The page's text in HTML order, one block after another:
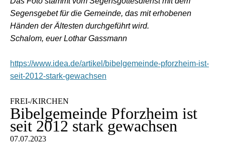
Segensgebet für die Gemeinde, das mit erhobenen
Händen der Ältesten durchgeführt wird.
Schalom, euer Lothar Gassmann
https://www.idea.de/artikel/bibelgemeinde-pforzheim-ist-
seit-2012-stark-gewachsen
FREI-/KIRCHEN
Bibelgemeinde Pforzheim ist
seit 2012 stark gewachsen
07.07.2023